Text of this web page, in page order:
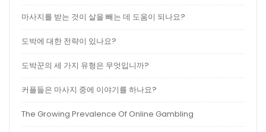
마사지를 받는 것이 살을 빼는 데 도움이 되나요?
도박에 대한 전략이 있나요?
도박꾼의 세 가지 유형은 무엇입니까?
커플들은 마사지 중에 이야기를 하나요?
The Growing Prevalence Of Online Gambling